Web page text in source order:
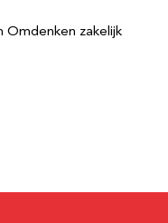
Omdenken zakelijk